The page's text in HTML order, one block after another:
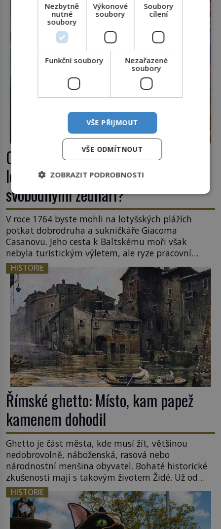
Casanova v Pobaltí: Co měl
legendární svůdník společného se
svobodnými zednáři?
V roce 1764 byste mohli na lotyšských plážích
potkat dobrodruha a sukničkáře Giacoma
Casanovu. Jeho cesta k Baltskému moři však
nebyla turistickým výletem, ale ryze pracovní
cestou se zištnými úmysly. Jaký cíl Casanova
sledoval, když se například procházel uličkami
lotyšské Rigy? Casanova v Pobaltí kontaktoval
tamní zednářské lóže. Nebyl v této oblasti žádným
nováčkem, protože do zednářské […]
HISTORIE
Římské ghetto: Místo, kam papež
kamenem dohodil
Ghetto je část města, kde musí žít, většinou
nedobrovolně, náboženská, rasová nebo
národnostní menšina obyvatel. Bohaté historické
zkušenosti mají s takovým životem Židé. Už od
středověku jsou totiž v každou chvíli nuceni v
nějakém žít. Mezi ty nejslavnější patří i římské
ghetto založené v roce 1555. Pokud jde o vztah
k Židům, nemá se Řím čím chlubit. […]
HISTORIE
Nezbytně
nutné
soubory
Výkonové
soubory
Soubory
cílení
Funkční soubory
Nezařazené
soubory
VŠE PŘIJMOUT
VŠE ODMÍTNOUT
ZOBRAZIT PODROBNOSTI